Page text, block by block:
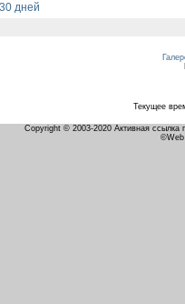
дней
Текущее
Copyright © 2003-2020 Активная ссылка